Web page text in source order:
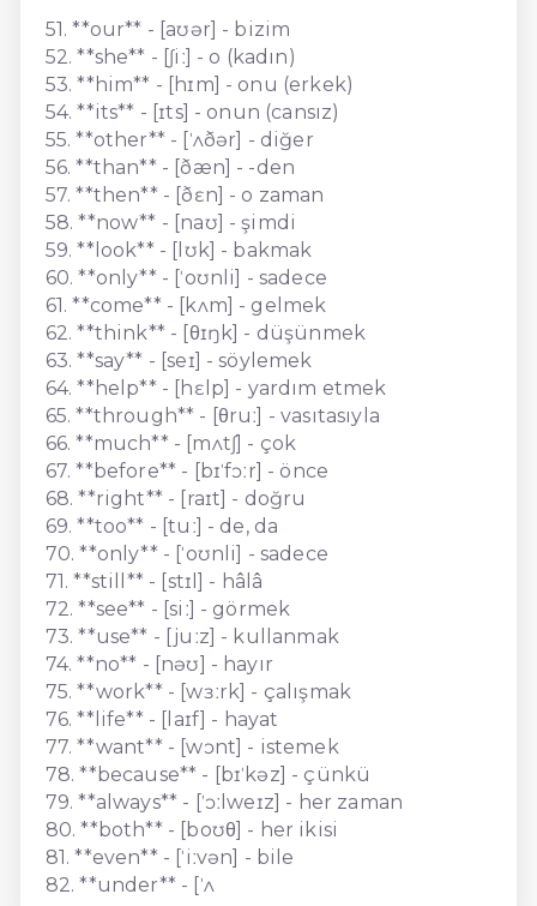
51. **our** - [aʊər] - bizim
52. **she** - [ʃiː] - o (kadın)
53. **him** - [hɪm] - onu (erkek)
54. **its** - [ɪts] - onun (cansız)
55. **other** - [ˈʌðər] - diğer
56. **than** - [ðæn] - -den
57. **then** - [ðɛn] - o zaman
58. **now** - [naʊ] - şimdi
59. **look** - [lʊk] - bakmak
60. **only** - [ˈoʊnli] - sadece
61. **come** - [kʌm] - gelmek
62. **think** - [θɪŋk] - düşünmek
63. **say** - [seɪ] - söylemek
64. **help** - [hɛlp] - yardım etmek
65. **through** - [θruː] - vasıtasıyla
66. **much** - [mʌtʃ] - çok
67. **before** - [bɪˈfɔːr] - önce
68. **right** - [raɪt] - doğru
69. **too** - [tuː] - de, da
70. **only** - [ˈoʊnli] - sadece
71. **still** - [stɪl] - hâlâ
72. **see** - [siː] - görmek
73. **use** - [juːz] - kullanmak
74. **no** - [nəʊ] - hayır
75. **work** - [wɜːrk] - çalışmak
76. **life** - [laɪf] - hayat
77. **want** - [wɔnt] - istemek
78. **because** - [bɪˈkəz] - çünkü
79. **always** - [ˈɔːlweɪz] - her zaman
80. **both** - [boʊθ] - her ikisi
81. **even** - [ˈiːvən] - bile
82. **under** - [ˈʌ